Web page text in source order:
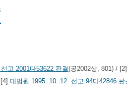
고 2001다53622 판결(공2002상, 801) /
대법원 1995. 10. 12. 선고 94다42846 판